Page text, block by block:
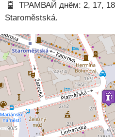
ТРАМВАЙ днём: 2, 17,
Staroměstská.